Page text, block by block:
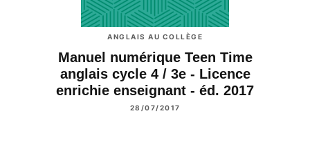
ANGLAIS AU COLLÈGE
Manuel numérique Teen Time
anglais cycle 4 / 3e - Licence
enrichie enseignant - éd. 2017
28/07/2017